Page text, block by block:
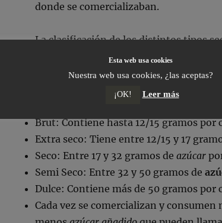
donde se comercializaban.
La clasificación de los distintos tipos
Brut Nature: Hasta 3 gramos de
Brut: Contiene hasta 12/15 gramos por
Extra seco: Tiene entre 12/15 y 17
Seco: Entre 17 y 32 gramos deazúcar
Semi Seco: Entre 32 y 50 gramos de
Dulce: Contiene más de 50 gramos por
Cada vez se comercializan y consumen
Esta web usa cookies
Nuestra web usa cookies, ¿las aceptas?
¡OK! Leer más